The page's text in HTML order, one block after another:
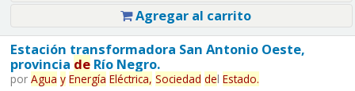
Agregar al carrito
Estación transformadora San Antonio Oeste,
provincia deRío Negro.
por Agua y Energía Eléctrica, Sociedad del Estado.